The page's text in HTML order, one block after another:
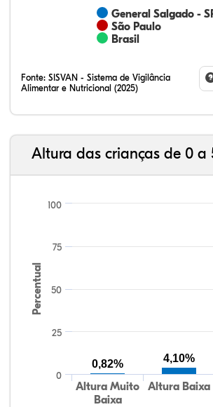
General Salgado -
São Paulo
Brasil
Fonte: SISVAN - Sistema de Vigilância
Alimentar e Nutricional (2025)
Altura das crianças de 0 a
Percentual
Altura Muito
Baixa
Altura Baixa
0
25
50
75
100
0,82% 4,10%